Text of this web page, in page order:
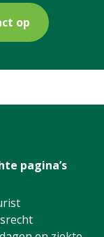
op
pagina’s